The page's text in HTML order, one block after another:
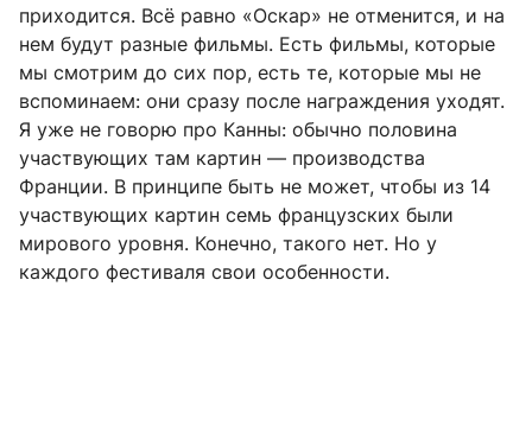
приходится. Всё равно «Оскар» не отменится, и на
нем будут разные фильмы. Есть фильмы, которые
мы смотрим до сих пор, есть те, которые мы не
вспоминаем: они сразу после награждения уходят.
Я уже не говорю про Канны: обычно половина
участвующих там картин — производства
Франции. В принципе быть не может, чтобы из 14
участвующих картин семь французских были
мирового уровня. Конечно, такого нет. Но у
каждого фестиваля свои особенности.